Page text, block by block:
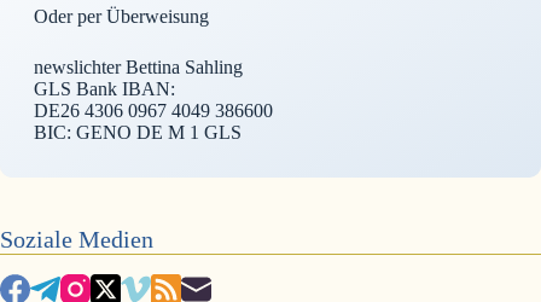
Oder per Überweisung
newslichter Bettina Sahling
GLS Bank IBAN:
DE26 4306 0967 4049 386600
BIC: GENO DE M 1 GLS
Soziale Medien